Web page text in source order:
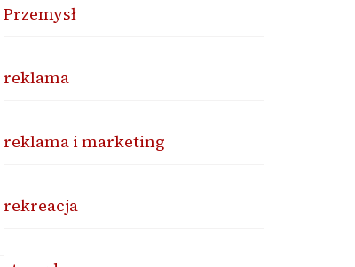
Przemysł
reklama
reklama i marketing
rekreacja